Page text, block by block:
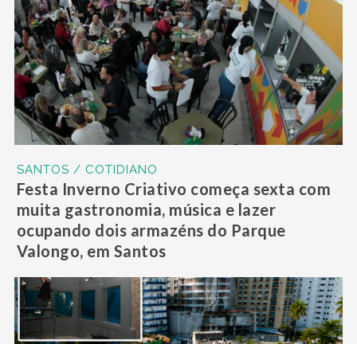
SANTOS / COTIDIANO
Festa Inverno Criativo começa sexta com
muita gastronomia, música e lazer
ocupando dois armazéns do Parque
Valongo, em Santos